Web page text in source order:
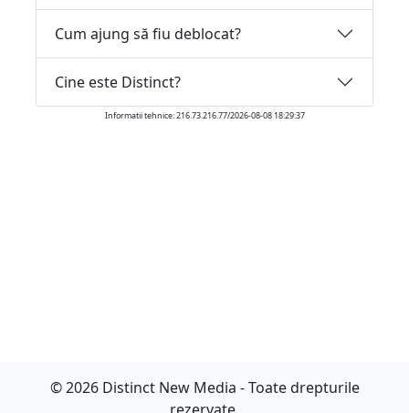
Cum ajung să fiu deblocat?
Cine este Distinct?
Informatii tehnice: 216.73.216.77/2026-08-08 18:29:37
© 2026 Distinct New Media - Toate drepturile